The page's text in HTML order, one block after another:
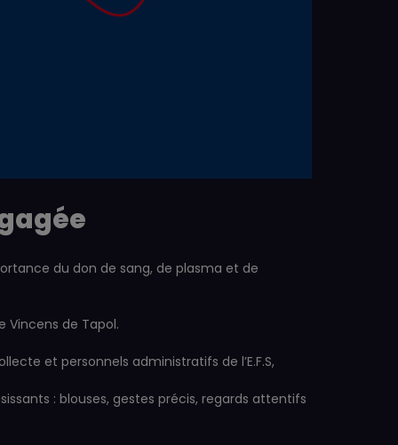
du don de sang, de plasma et de
Vincens de Tapol.
et personnels administratifs de l’E.F.S,
: blouses, gestes précis, regards attentifs